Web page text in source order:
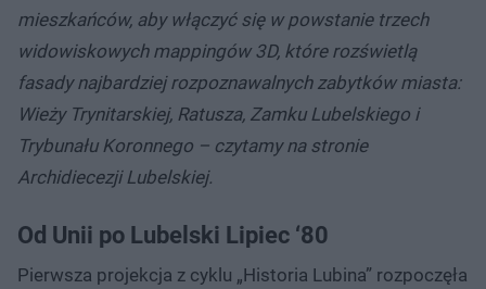
mieszkańców, aby włączyć się w powstanie trzech
widowiskowych mappingów 3D, które rozświetlą
fasady najbardziej rozpoznawalnych zabytków miasta:
Wieży Trynitarskiej, Ratusza, Zamku Lubelskiego i
Trybunału Koronnego – czytamy na stronie
Archidiecezji Lubelskiej.
Od Unii po Lubelski Lipiec ‘80
Pierwsza projekcja z cyklu „Historia Lubina” rozpoczęła